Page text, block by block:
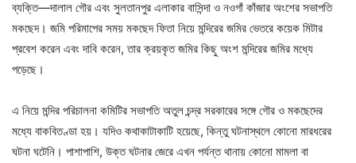
ব্যক্তি—দালাল গৌর এবং সুলতানপুর এলাকার বাসিন্দা ও নওগাঁ কাঁজার অংশের সভাপতি
মকছেদ। জমি পরিমাপের সময় মকছেদ ফিতা নিয়ে মন্দিরের জমির ভেতরে কয়েক মিটার
প্রবেশ করেন এবং দাবি করেন, তার ক্রয়কৃত জমির কিছু অংশ মন্দিরের জমির মধ্যে
পড়েছে।
এ নিয়ে মন্দির পরিচালনা কমিটির সভাপতি অতুল চন্দ্র সরকারের সঙ্গে গৌর ও মকছেদের
মধ্যে বাকবিতণ্ডা হয়। যদিও কথাকাটাকাটি হয়েছে, কিন্তু ঘটনাস্থলে কোনো মারধরের
ঘটনা ঘটেনি। পাশাপাশি, উক্ত ঘটনার জেরে এখন পর্যন্ত থানায় কোনো মামলা বা